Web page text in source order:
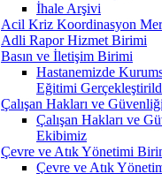
İhale Arşivi
Acil Kriz Koordinasyon
Adli Rapor Hizmet Birimi
Basın ve İletişim Birimi
Hastanemizde
Eğitimi
Çalışan Hakları ve
Çalışan Hakları ve
Ekibimiz
Çevre ve Atık Yönetimi
Çevre ve Atık